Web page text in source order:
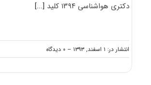
دکتری هواشناسی ۱۳۹۴ کلید
[...]
انتشار در: ۱ اسفند, ۱۳۹۳ -- ۰ دیدگاه
on
دانلود